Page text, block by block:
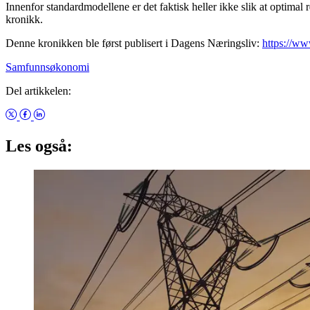
Innenfor standardmodellene er det faktisk heller ikke slik at optimal
kronikk.
Denne kronikken ble først publisert i Dagens Næringsliv: https://
Samfunnsøkonomi
Del artikkelen:
Les også: